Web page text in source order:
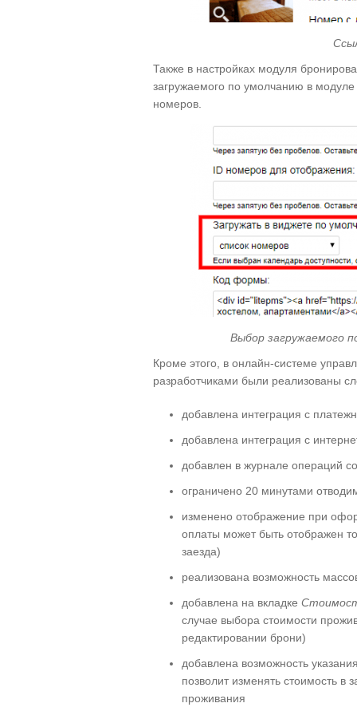
Также в настройках модуля
загружаемого по умолчанию в
номеров.
Выбор загружаемого
Кроме этого, в онлайн-системе
разработчиками были реализованы
добавлена интеграция с
добавлена интеграция с
добавлен в журнале операций
ограничено 20 минутами
изменено отображение при
оплаты может быть отображен
заезда)
реализована возможность
добавлена на вкладке
случае выбора стоимости
редактировании брони)
добавлена возможность
позволит изменять стоимость в
проживания